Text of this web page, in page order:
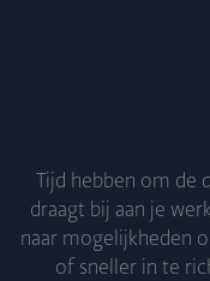
Tijd hebben om de
draagt bij aan je
naar mogelijkheden
of sneller in te